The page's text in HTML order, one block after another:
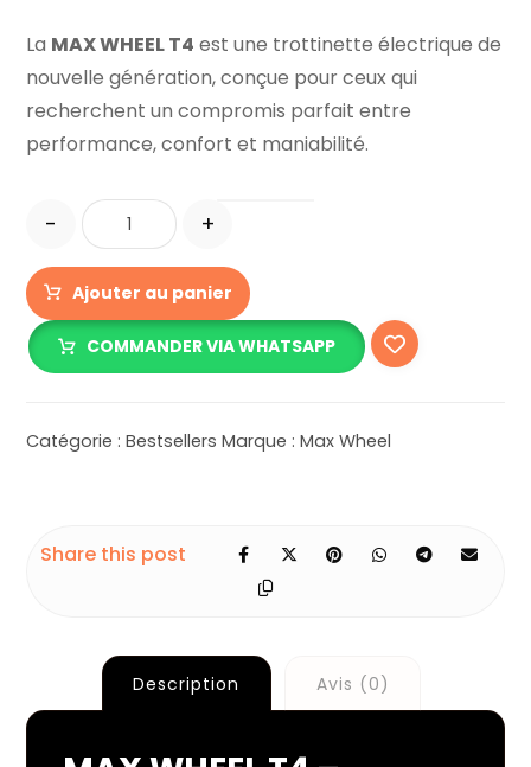
La MAX WHEEL T4 est une trottinette électrique de
nouvelle génération, conçue pour ceux qui
recherchent un compromis parfait entre
performance, confort et maniabilité.
- +
Ajouter au panier
COMMANDER VIA WHATSAPP
Catégorie :Bestsellers Marque :Max Wheel
Description Avis (0)